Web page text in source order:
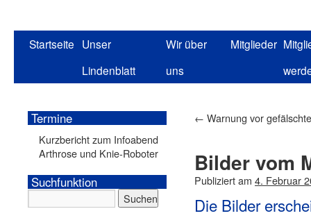
Startseite Unser
Lindenblatt
Wir über
uns
Mitglieder
← Warnung vor
Bilder vom
Publiziert am 4. Februar
Die Bilder
Termine
Kurzbericht zum Infoabend
Arthrose und Knie-Roboter
Suchfunktion